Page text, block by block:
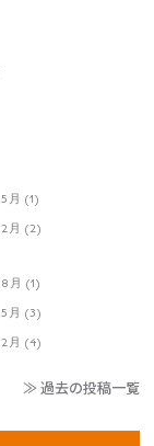
5月 (1)
2月 (2)
8月 (1)
5月 (3)
2月 (4)
≫ 過去の投稿一覧